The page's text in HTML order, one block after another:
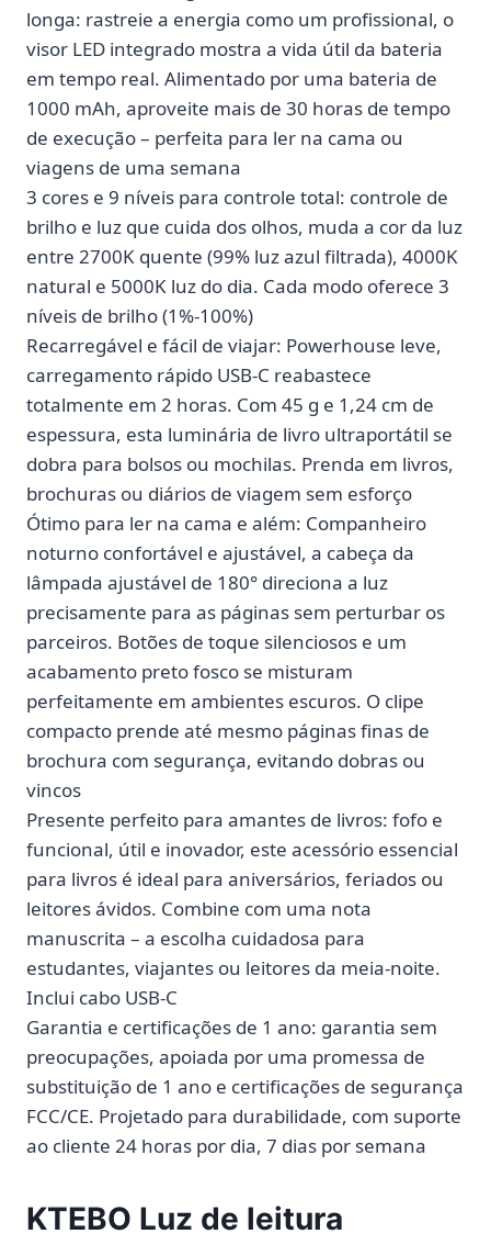
longa: rastreie a energia como um profissional, o
visor LED integrado mostra a vida útil da bateria
em tempo real. Alimentado por uma bateria de
1000 mAh, aproveite mais de 30 horas de tempo
de execução – perfeita para ler na cama ou
viagens de uma semana
3 cores e 9 níveis para controle total: controle de
brilho e luz que cuida dos olhos, muda a cor da luz
entre 2700K quente (99% luz azul filtrada), 4000K
natural e 5000K luz do dia. Cada modo oferece 3
níveis de brilho (1%-100%)
Recarregável e fácil de viajar: Powerhouse leve,
carregamento rápido USB-C reabastece
totalmente em 2 horas. Com 45 g e 1,24 cm de
espessura, esta luminária de livro ultraportátil se
dobra para bolsos ou mochilas. Prenda em livros,
brochuras ou diários de viagem sem esforço
Ótimo para ler na cama e além: Companheiro
noturno confortável e ajustável, a cabeça da
lâmpada ajustável de 180° direciona a luz
precisamente para as páginas sem perturbar os
parceiros. Botões de toque silenciosos e um
acabamento preto fosco se misturam
perfeitamente em ambientes escuros. O clipe
compacto prende até mesmo páginas finas de
brochura com segurança, evitando dobras ou
vincos
Presente perfeito para amantes de livros: fofo e
funcional, útil e inovador, este acessório essencial
para livros é ideal para aniversários, feriados ou
leitores ávidos. Combine com uma nota
manuscrita – a escolha cuidadosa para
estudantes, viajantes ou leitores da meia-noite.
Inclui cabo USB-C
Garantia e certificações de 1 ano: garantia sem
preocupações, apoiada por uma promessa de
substituição de 1 ano e certificações de segurança
FCC/CE. Projetado para durabilidade, com suporte
ao cliente 24 horas por dia, 7 dias por semana
KTEBO Luz de leitura